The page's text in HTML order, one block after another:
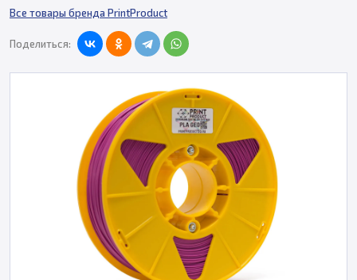
Все товары бренда PrintProduct
Поделиться: